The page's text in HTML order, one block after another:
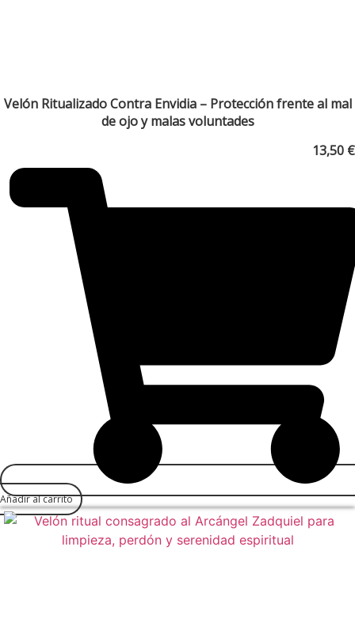
Velón Ritualizado Contra Envidia – Protección frente al mal
de ojo y malas voluntades
13,50 €
Añadir al carrito